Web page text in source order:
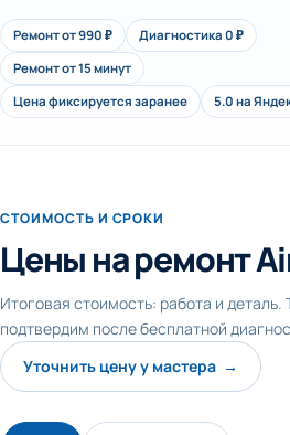
Ремонт от 990 ₽
Диагностика 0 ₽
Ремонт от 15 минут
Цена фиксируется заранее
5.0 на
СТОИМОСТЬ И СРОКИ
Цены на ремонт
Итоговая стоимость: работа и деталь.
подтвердим после бесплатной
Уточнить цену у мастера →